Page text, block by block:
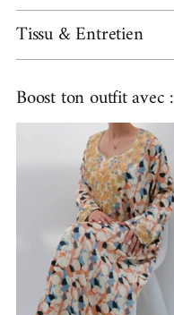
Ajouter
un
produit
votre
panier
Tissu & Entretien
Boost ton outfit avec :